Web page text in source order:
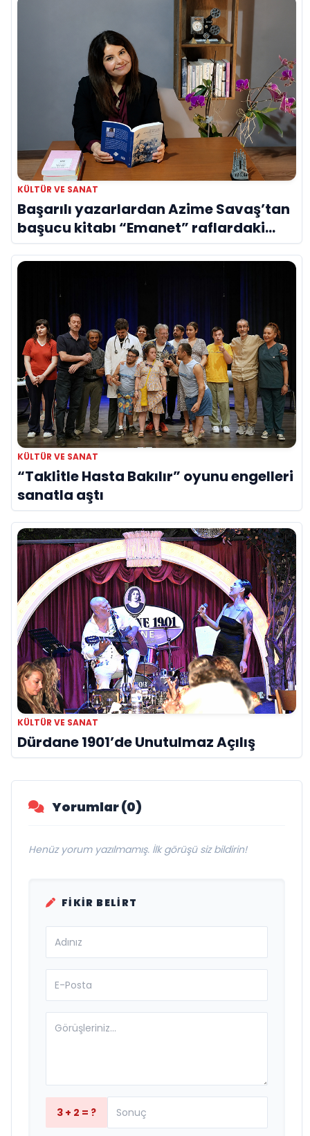
KÜLTÜR VE SANAT
Başarılı yazarlardan Azime Savaş’tan
başucu kitabı “Emanet” raflardaki
yerini aldı
KÜLTÜR VE SANAT
“Taklitle Hasta Bakılır” oyunu engelleri
sanatla aştı
KÜLTÜR VE SANAT
Dürdane 1901’de Unutulmaz Açılış
Yorumlar (0)
Henüz yorum yazılmamış. İlk görüşü siz bildirin!
FIKIR BELIRT
3 + 2 = ?